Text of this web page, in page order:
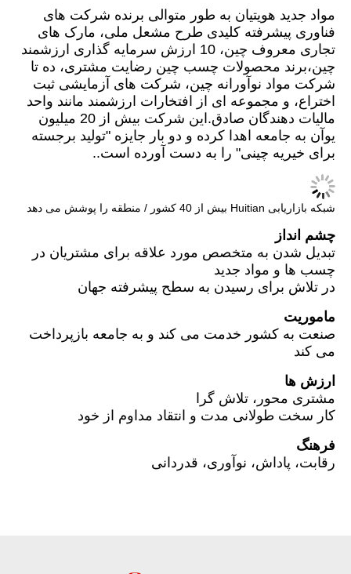
مواد جدید هویتیان به طور متوالی برنده شرکت های
فناوری پیشرفته کلیدی طرح مشعل ملی، مارک های
تجاری معروف چین، 10 ارزش سرمایه گذاری ارزشمند
چین،برند محصولات چسب چین رضایت مشتری، ده تا
شرکت مواد نوآورانه چین، شرکت های آزمایشی ثبت
اختراع، و مجموعه ای از افتخارات ارزشمند مانند واحد
مالیات دهندگان صادق.این شرکت بیش از 20 میلیون
یوآن به جامعه اهدا کرده و دو بار جایزه "تولید برجسته
برای خیریه چینی" را به دست آورده است..
شبکه بازاریابی Huitian بیش از 40 کشور / منطقه را پوشش می دهد
چشم انداز
تبدیل شدن به متخصص مورد علاقه برای مشتریان در
چسب ها و مواد جدید
در تلاش برای رسیدن به سطح پیشرفته جهان
ماموریت
صنعت به کشور خدمت می کند و به جامعه بازپرداخت
می کند
ارزش ها
مشتری محور، تلاش گرا
کار سخت طولانی مدت و انتقاد مداوم از خود
فرهنگ
رقابت، پاداش، نوآوری، قدردانی